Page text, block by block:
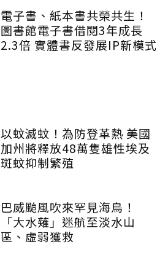
電子書、紙本書共榮共生！
圖書館電子書借閱3年成長
2.3倍 實體書反發展IP新模式
以蚊滅蚊！為防登革熱 美國
加州將釋放48萬隻雄性埃及
斑蚊抑制繁殖
巴威颱風吹來罕見海鳥！
「大水薙」迷航至淡水山
區、虛弱獲救